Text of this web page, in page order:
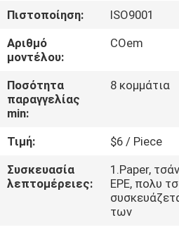
ΕΠΙΣΚΈΨΕΙΣ
ΣΤΟ
ΕΡΓΟΣΤΆΣΙΟ
ΈΛΕΓΧΟΣ
ΠΟΙΌΤΗΤΑΣ
ΕΠΙΚΟΙΝΩΝΉΣΤΕ
ΜΑΖΊ
Πιστοποίηση:
ISO9001
Αριθμό
μοντέλου:
COem
Ποσότητα
παραγγελίας
min:
8 κομμάτια
Τιμή:
$6 / Piece
Συσκευασία
λεπτομέρειες:
1.Paper,
EPE, πολυ
των